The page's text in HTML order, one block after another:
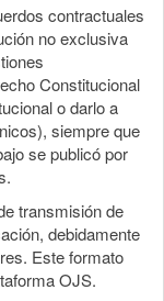
contractuales
no exclusiva
Constitucional
o darlo a
siempre que
se publicó por
transmisión de
debidamente
Este formato
OJS.